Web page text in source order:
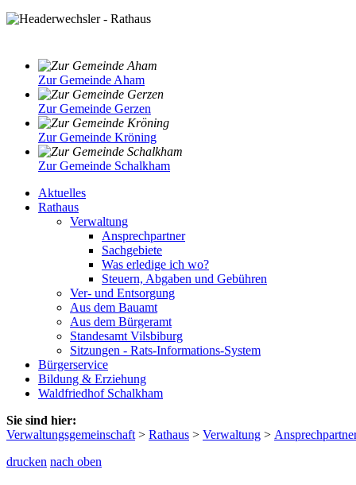
Zur Gemeinde Aham
Zur Gemeinde Gerzen
Zur Gemeinde Kröning
Zur Gemeinde Schalkham
Aktuelles
Rathaus
Verwaltung
Ansprechpartner
Sachgebiete
Was erledige ich wo?
Steuern, Abgaben und Gebühren
Ver- und Entsorgung
Aus dem Bauamt
Aus dem Bürgeramt
Standesamt Vilsbiburg
Sitzungen - Rats-Informations-System
Bürgerservice
Bildung & Erziehung
Waldfriedhof Schalkham
Sie sind hier:
Verwaltungsgemeinschaft > Rathaus > Verwaltung >
drucken nach oben